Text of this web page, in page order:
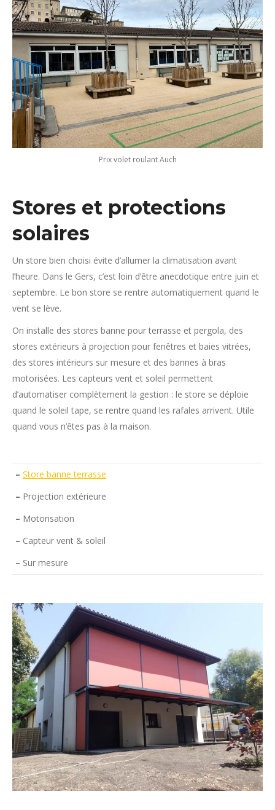
Prix volet roulant Auch
Stores et protections
solaires
Un store bien choisi évite d’allumer la climatisation avant
l’heure. Dans le Gers, c’est loin d’être anecdotique entre juin et
septembre. Le bon store se rentre automatiquement quand le
vent se lève.
On installe des stores banne pour terrasse et pergola, des
stores extérieurs à projection pour fenêtres et baies vitrées,
des stores intérieurs sur mesure et des bannes à bras
motorisées. Les capteurs vent et soleil permettent
d’automatiser complètement la gestion : le store se déploie
quand le soleil tape, se rentre quand les rafales arrivent. Utile
quand vous n’êtes pas à la maison.
– Store banne terrasse
– Projection extérieure
– Motorisation
– Capteur vent & soleil
– Sur mesure